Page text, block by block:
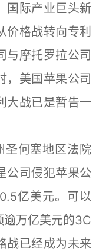
国际产业巨头新
价格战转向专利
与摩托罗拉公司
，美国苹果公司
大战已是暂告一
何塞地区法院
公司侵犯苹果公
亿美元。可以
逾万亿美元的3C
战已经成为未来